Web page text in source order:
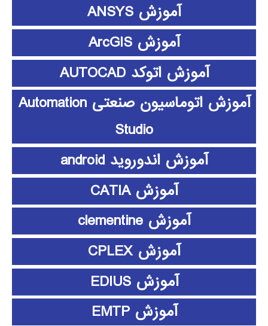
آموزش ANSYS
آموزش ArcGIS
آموزش اتوکد AUTOCAD
آموزش اتوماسیون صنعتی Automation
Studio
آموزش اندوروید android
آموزش CATIA
آموزش clementine
آموزش CPLEX
آموزش EDIUS
آموزش EMTP